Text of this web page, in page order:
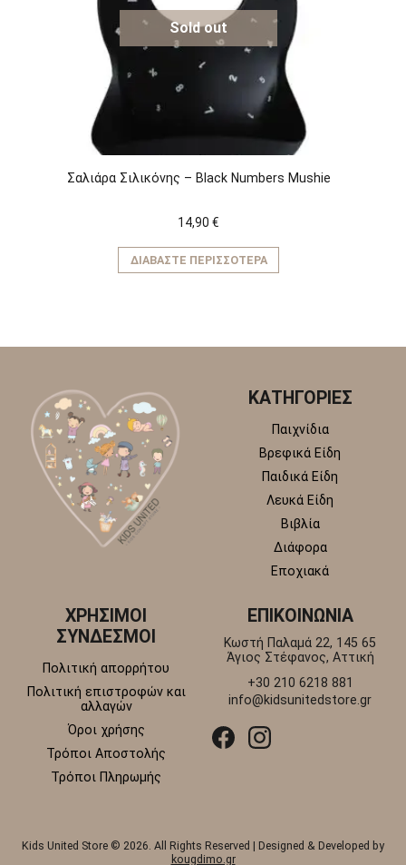
Sold out
Σαλιάρα Σιλικόνης – Black Numbers Mushie
14,90 €
ΔΙΑΒΆΣΤΕ ΠΕΡΙΣΣΌΤΕΡΑ
ΚΑΤΗΓΟΡΙΕΣ
Παιχνίδια
Βρεφικά Είδη
Παιδικά Είδη
Λευκά Είδη
Βιβλία
Διάφορα
Εποχιακά
ΧΡΗΣΙΜΟΙ
ΣΥΝΔΕΣΜΟΙ
Πολιτική απορρήτου
Πολιτική επιστροφών και
αλλαγών
Όροι χρήσης
Τρόποι Αποστολής
Τρόποι Πληρωμής
ΕΠΙΚΟΙΝΩΝΙΑ
Κωστή Παλαμά 22, 145 65
Άγιος Στέφανος, Αττική
+30 210 6218 881
info@kidsunitedstore.gr
Kids United Store © 2026. All Rights Reserved | Designed & Developed by
kougdimo.gr